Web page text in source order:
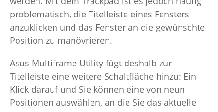
problematisch, die Titelleiste eines Fensters
anzuklicken und das Fenster an die gewünschte
Position zu manövrieren.
Asus Multiframe Utility fügt deshalb zur
Titelleiste eine weitere Schaltfläche hinzu: Ein
Klick darauf und Sie können eine von neun
Positionen auswählen, an die Sie das aktuelle